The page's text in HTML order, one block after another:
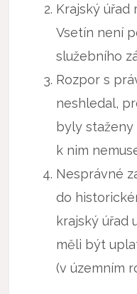
Krajský úřad
Vsetín není
služebního
Rozpor s
neshledal,
byly staženy
k nim
Nesprávné
do
krajský úřad
měli být
(v územním